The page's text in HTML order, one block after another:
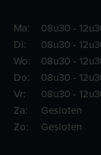
Ma:
08u30 -
Di:
08u30 -
Wo:
08u30 -
Do:
08u30 -
Vr:
08u30 -
Za:
Gesloten
Zo:
Gesloten